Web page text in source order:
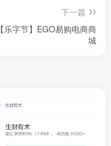
下一篇
【乐字节】EGO易购电商商
城